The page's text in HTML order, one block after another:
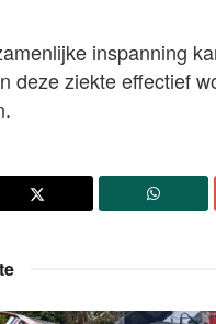
inspanning
deze ziekte effectief